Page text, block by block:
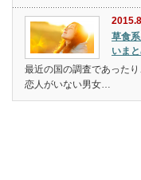
草食
いまと
最近の国の調査であった
恋人がいない男女…